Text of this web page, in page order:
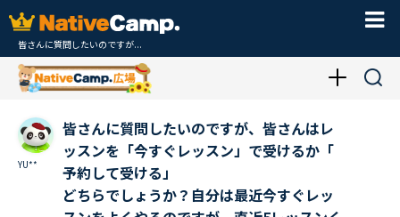
皆さんに質問したいのですが...
YU**
皆さんに質問したいのですが、皆さんはレ
ッスンを「今すぐレッスン」で受けるか「
予約して受ける」
どちらでしょうか？自分は最近今すぐレッ